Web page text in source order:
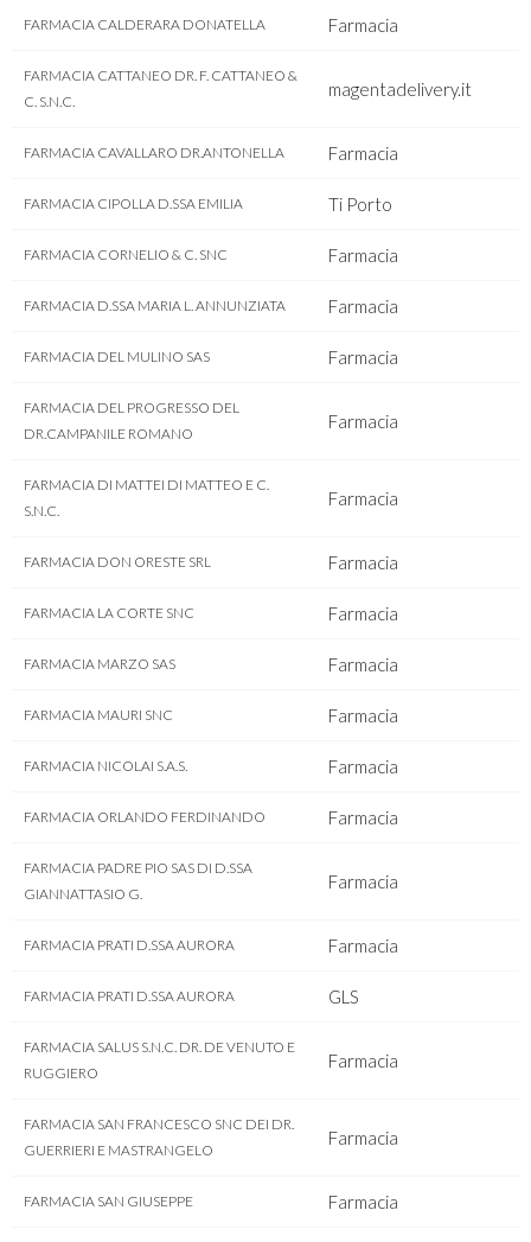
FARMACIA CALDERARA DONATELLA Farmacia
FARMACIA CATTANEO DR. F. CATTANEO &
C. S.N.C.
magentadelivery.it
FARMACIA CAVALLARO DR.ANTONELLA Farmacia
FARMACIA CIPOLLA D.SSA EMILIA Ti Porto
FARMACIA CORNELIO & C. SNC Farmacia
FARMACIA D.SSA MARIA L. ANNUNZIATA Farmacia
FARMACIA DEL MULINO SAS Farmacia
FARMACIA DEL PROGRESSO DEL
DR.CAMPANILE ROMANO
Farmacia
FARMACIA DI MATTEI DI MATTEO E C.
S.N.C.
Farmacia
FARMACIA DON ORESTE SRL Farmacia
FARMACIA LA CORTE SNC Farmacia
FARMACIA MARZO SAS Farmacia
FARMACIA MAURI SNC Farmacia
FARMACIA NICOLAI S.A.S. Farmacia
FARMACIA ORLANDO FERDINANDO Farmacia
FARMACIA PADRE PIO SAS DI D.SSA
GIANNATTASIO G.
Farmacia
FARMACIA PRATI D.SSA AURORA Farmacia
FARMACIA PRATI D.SSA AURORA GLS
FARMACIA SALUS S.N.C. DR. DE VENUTO E
RUGGIERO
Farmacia
FARMACIA SAN FRANCESCO SNC DEI DR.
GUERRIERI E MASTRANGELO
Farmacia
FARMACIA SAN GIUSEPPE Farmacia